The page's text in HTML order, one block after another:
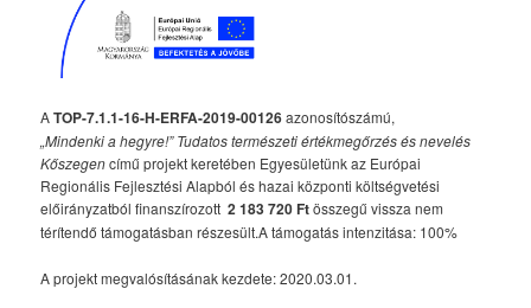
ATOP-7.1.1-16-H-ERFA-2019-00126azonosítószámú,
„Mindenki a hegyre!” Tudatos természeti értékmegőrzés és nevelés
Kőszegencímű projekt keretében Egyesületünk az Európai
Regionális Fejlesztési Alapból és hazai központi költségvetési
előirányzatból finanszírozott2 183 720 Ftösszegű vissza nem
térítendő támogatásban részesült.A támogatás intenzitása: 100%
A projekt megvalósításának kezdete: 2020.03.01.